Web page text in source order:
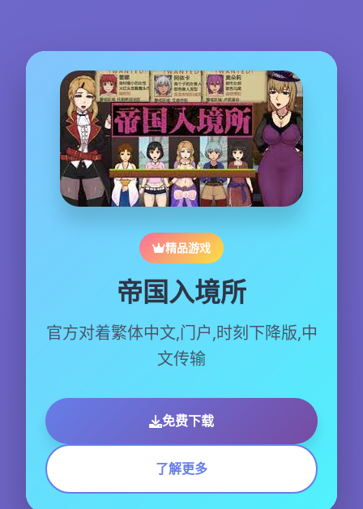
精品游戏
帝国入境所
官方对着繁体中文,门户,时刻下降版,中
文传输
免费下载
了解更多